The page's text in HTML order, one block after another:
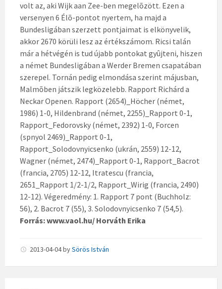
volt az, aki Wijk aan Zee-ben megelõzött. Ezen a
versenyen 6 Élõ-pontot nyertem, ha majd a
Bundesligában szerzett pontjaimat is elkönyvelik,
akkor 2670 körüli lesz az értékszámom. Ricsi talán
már a hétvégén is tud újabb pontokat gyûjteni, hiszen
a német Bundesligában a Werder Bremen csapatában
szerepel. Tornán pedig elmondása szerint májusban,
Malmõben játszik legközelebb. Rapport Richárd a
Neckar Openen. Rapport (2654)_Höcher (német,
1986) 1-0, Hildenbrand (német, 2255)_Rapport 0-1,
Rapport_Fedorovsky (német, 2392) 1-0, Forcen
(spnyol 2469)_Rapport 0-1,
Rapport_Solodovnyicsenko (ukrán, 2559) 12-12,
Wagner (német, 2474)_Rapport 0-1, Rapport_Bacrot
(francia, 2705) 12-12, Itratescu (francia,
2651_Rapport 1/2-1/2, Rapport_Wirig (francia, 2490)
12-12). Végeredmény: 1. Rapport 7 pont (Buchholz:
56), 2. Bacrot 7 (55), 3. Solodovnyicsenko 7 (54,5).
Forrás: www.vaol.hu/ Horváth Erika
2013-04-04bySörös István